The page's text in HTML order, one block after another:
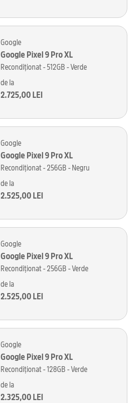
Google
Google Pixel 9 Pro XL
Recondiționat - 512GB - Verde
de la
2.725,00 LEI
Google
Google Pixel 9 Pro XL
Recondiționat - 256GB - Negru
de la
2.525,00 LEI
Google
Google Pixel 9 Pro XL
Recondiționat - 256GB - Verde
de la
2.525,00 LEI
Google
Google Pixel 9 Pro XL
Recondiționat - 128GB - Verde
de la
2.325,00 LEI